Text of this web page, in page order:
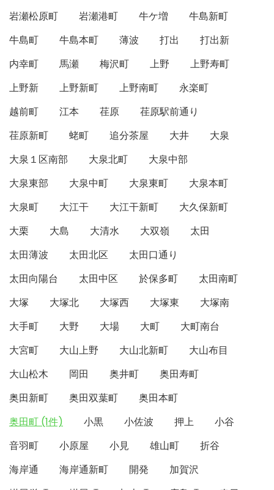
岩瀬松原町
岩瀬港町 牛ケ増
牛島新町
牛島町
牛島本町 薄波 打出
打出新
内幸町
馬瀬 梅沢町 上野
上野寿町
上野新
上野新町 上野南町
永楽町
越前町
江本 荏原
荏原駅前通り
荏原新町
蛯町 追分茶屋 大井
大泉
大泉１区南部
大泉北町
大泉中部
大泉東部
大泉中町 大泉東町
大泉本町
大泉町
大江干 大江干新町
大久保新町
大栗
大島 大清水 大双嶺
太田
太田薄波
太田北区
太田口通り
太田向陽台
太田中区 於保多町
太田南町
大塚
大塚北 大塚西 大塚東
大塚南
大手町
大野 大場 大町
大町南台
大宮町
大山上野 大山北新町
大山布目
大山松木
岡田 奥井町
奥田寿町
奥田新町
奥田双葉町
奥田本町
奥田町 (1件)
小黒 小佐波 押上
小谷
音羽町
小原屋 小見 雄山町
折谷
海岸通
海岸通新町 開発
加賀沢